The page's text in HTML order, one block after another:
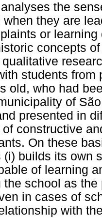
the
they are
or
concepts
students
old, who had
of
presented in
constructive
On these
(i) builds its own
of learning
the school as
in cases of
with